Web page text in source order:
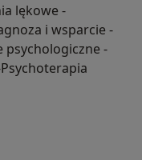
lękowe -
i wsparcie -
psychologiczne -